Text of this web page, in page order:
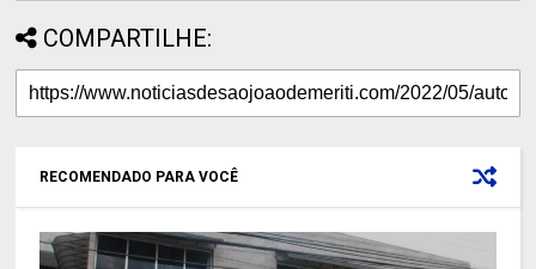
COMPARTILHE:
RECOMENDADO PARA VOCÊ